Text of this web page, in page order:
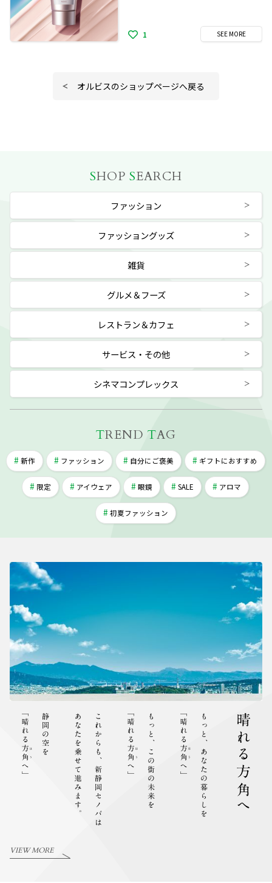
1 SEE MORE
オルビスのショップページへ戻る
SHOP SEARCH
ファッション
ファッショングッズ
雑貨
グルメ＆フーズ
レストラン＆カフェ
サービス・その他
シネマコンプレックス
TREND TAG
新作 ファッション 自分にご褒美 ギフトにおすすめ
限定 アイウェア 眼鏡 SALE アロマ
初夏ファッション
VIEW MORE